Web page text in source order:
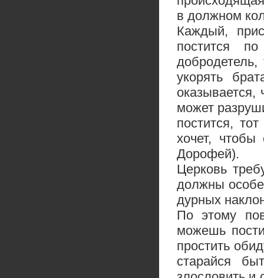
в должном
Каждый,
постится
укорять
может
постится,
хочет, чтобы
Дорофей).
Церковь
должны
дурных
По этому
можешь
простить
старайся